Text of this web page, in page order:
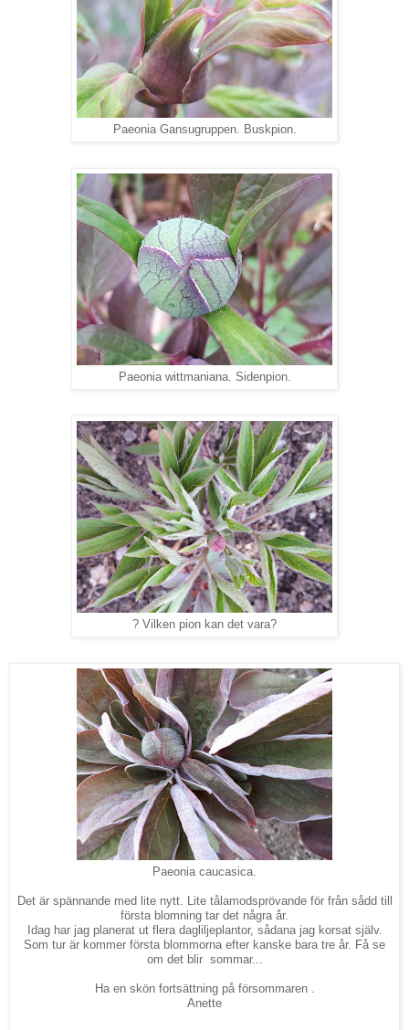
Paeonia Gansugruppen. Buskpion.
Paeonia wittmaniana. Sidenpion.
? Vilken pion kan det vara?
Paeonia caucasica.
Det är spännande med lite nytt. Lite tålamodsprövande för från sådd till
första blomning tar det några år.
Idag har jag planerat ut flera dagliljeplantor, sådana jag korsat själv.
Som tur är kommer första blommorna efter kanske bara tre år. Få se
om det blir sommar...
Ha en skön fortsättning på försommaren .
Anette